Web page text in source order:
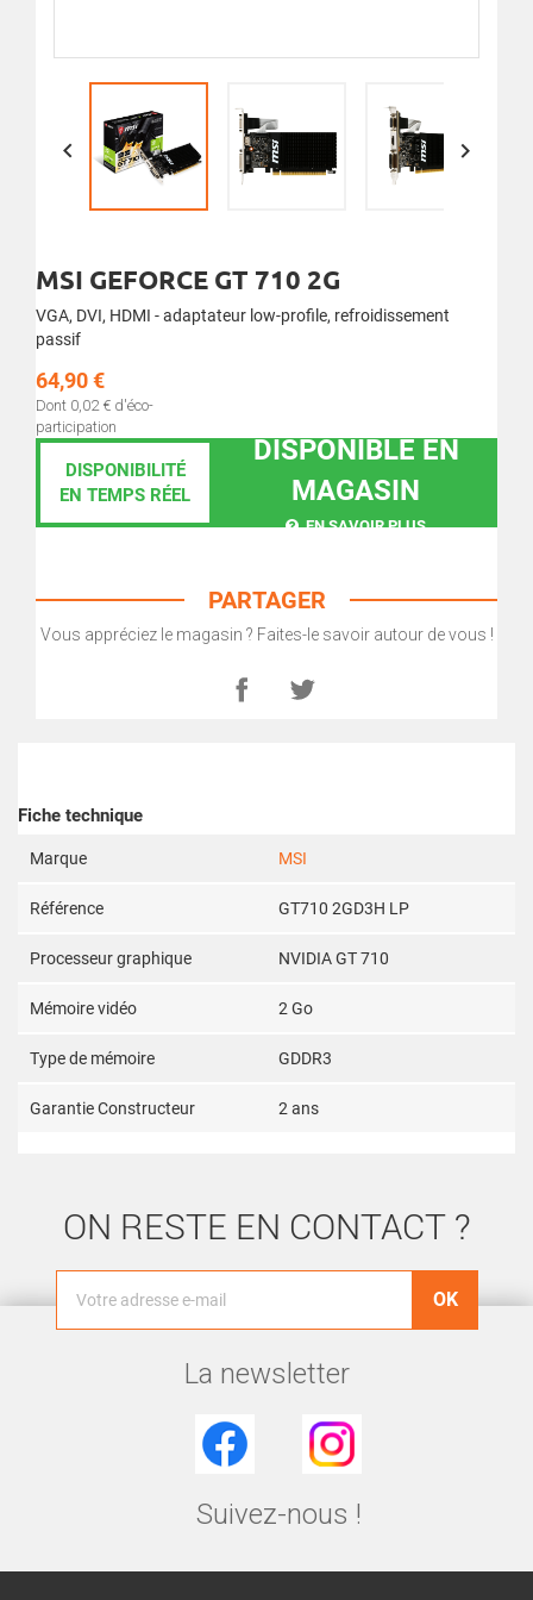
 
MSI GEFORCE GT 710 2G
VGA, DVI, HDMI - adaptateur low-profile, refroidissement
passif
64,90 €
Dont 0,02 € d'éco-
participation
DISPONIBILITÉ
EN TEMPS RÉEL
DISPONIBLE EN
MAGASIN
EN SAVOIR PLUS
PARTAGER
Vous appréciez le magasin ? Faites-le savoir autour de vous !
Fiche technique
Marque MSI
Référence GT710 2GD3H LP
Processeur graphique NVIDIA GT 710
Mémoire vidéo 2 Go
Type de mémoire GDDR3
Garantie Constructeur 2 ans
ON RESTE EN CONTACT ?
La newsletter
Facebook Instagram
Suivez-nous !